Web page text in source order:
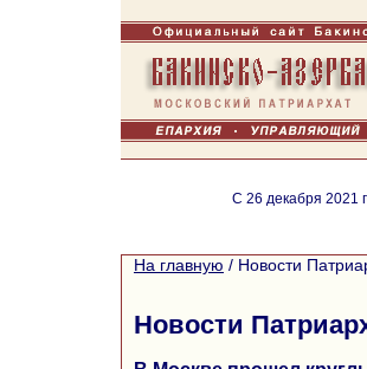
С 26 декабря 2021
На главную / Новости
Новости